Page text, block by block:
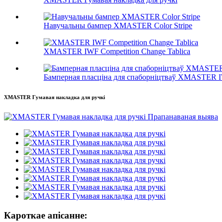
Навучальны бампер XMASTER Color Stripe
XMASTER IWF Competition Change Tablica
Бамперная пласціна для спаборніцтваў XMASTER
XMASTER Гумавая накладка для ручкі
Кароткае апісанне: